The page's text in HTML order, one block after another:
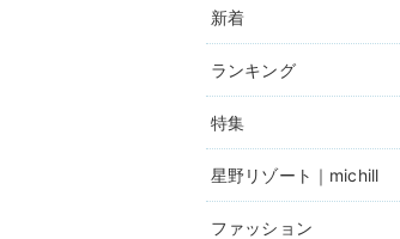
新着
ランキング
特集
星野リゾート｜michill
ファッション